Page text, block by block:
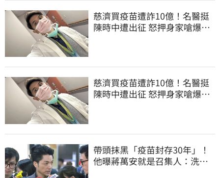
慈濟買疫苗遭詐10億！名醫挺
陳時中遭出征 怒押身家嗆爆藍
慈濟買疫苗遭詐10億！名醫挺
陳時中遭出征 怒押身家嗆爆藍
帶頭抹黑「疫苗封存30年」！
他曝蔣萬安就是召集人：洗記